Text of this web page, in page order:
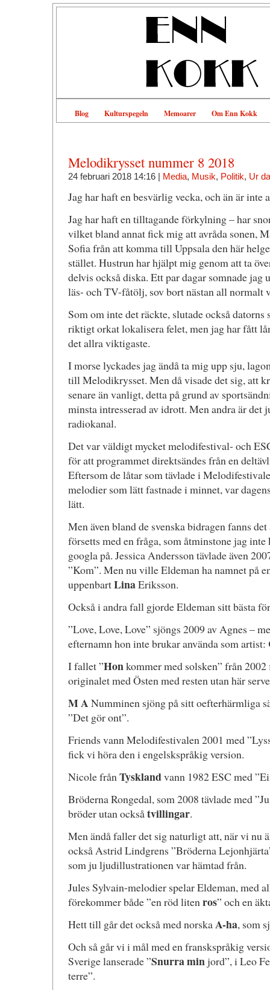
Blog Kulturspegeln Memoarer Om Enn Kokk
Melodikrysset nummer 8 2018
24 februari 2018 14:16 | Media, Musik, Politik, Ur
Jag har haft en besvärlig vecka, och än är inte
Jag har haft en tilltagande förkylning – har
vilket bland annat fick mig att avråda sonen,
Sofia från att komma till Uppsala den här
stället. Hustrun har hjälpt mig genom att ta
delvis också diska. Ett par dagar somnade
läs- och TV-fåtölj, sov bort nästan all normalt
Som om inte det räckte, slutade också datorns
riktigt orkat lokalisera felet, men jag har fått
det allra viktigaste.
I morse lyckades jag ändå ta mig upp sju,
till Melodikrysset. Men då visade det sig, att
senare än vanligt, detta på grund av
minsta intresserad av idrott. Men andra är det
radiokanal.
Det var väldigt mycket melodifestival- och
för att programmet direktsändes från en
Eftersom de låtar som tävlade i
melodier som lätt fastnade i minnet, var
lätt.
Men även bland de svenska bidragen fanns
försetts med en fråga, som åtminstone jag inte
googla på. Jessica Andersson tävlade även
”Kom”. Men nu ville Eldeman ha namnet på
uppenbartLinaEriksson.
Också i andra fall gjorde Eldeman sitt bästa
”Love, Love, Love” sjöngs 2009 av Agnes –
efternamn hon inte brukar använda som artist:
I fallet ”Honkommer med solsken” från
originalet med Östen med resten utan här
M ANumminen sjöng på sitt oefterhärmliga
”Det gör ont”.
Friends vann Melodifestivalen 2001 med
fick vi höra den i engelskspråkig version.
Nicole frånTysklandvann 1982 ESC med
Bröderna Rongedal, som 2008 tävlade med
bröder utan ocksåtvillingar.
Men ändå faller det sig naturligt att, när vi nu
också Astrid Lindgrens ”Bröderna
som ju ljudillustrationen var hämtad från.
Jules Sylvain-melodier spelar Eldeman, med
förekommer både ”en röd litenros” och en
Hett till går det också med norskaA-ha, som
Och så går vi i mål med en franskspråkig
Sverige lanserade ”Snurra minjord”, i Leo
terre”.